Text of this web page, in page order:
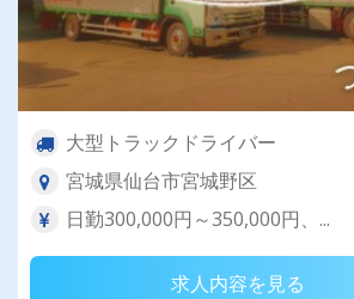
大型トラックドライバー
宮城県仙台市宮城野区
日勤300,000円～350,000円、...
求人内容を見る